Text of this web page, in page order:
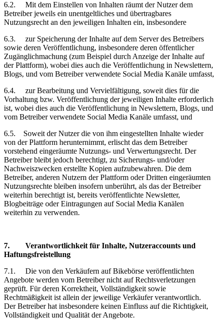
6.2.
Mit dem Einstellen von Inhalten räumt der Nutzer dem
Betreiber jeweils ein unentgeltliches und übertragbares
Nutzungsrecht an den jeweiligen Inhalten ein, insbesondere
6.3.
zur Speicherung der Inhalte auf dem Server des Betreibers
sowie deren Veröffentlichung, insbesondere deren öffentlicher
Zugänglichmachung (zum Beispiel durch Anzeige der Inhalte auf
der Plattform), wobei dies auch die Veröffentlichung in Newslettern,
Blogs, und vom Betreiber verwendete Social Media Kanäle umfasst,
6.4.
zur Bearbeitung und Vervielfältigung, soweit dies für die
Vorhaltung bzw. Veröffentlichung der jeweiligen Inhalte erforderlich
ist, wobei dies auch die Veröffentlichung in Newslettern, Blogs, und
vom Betreiber verwendete Social Media Kanäle umfasst, und
6.5.
Soweit der Nutzer die von ihm eingestellten Inhalte wieder
von der Plattform herunternimmt, erlischt das dem Betreiber
vorstehend eingeräumte Nutzungs- und Verwertungsrecht. Der
Betreiber bleibt jedoch berechtigt, zu Sicherungs- und/oder
Nachweiszwecken erstellte Kopien aufzubewahren. Die dem
Betreiber, anderen Nutzern der Plattform oder Dritten eingeräumten
Nutzungsrechte bleiben insofern unberührt, als das der Betreiber
weiterhin berechtigt ist, bereits veröffentlichte Newsletter,
Blogbeiträge oder Eintragungen auf Social Media Kanälen
weiterhin zu verwenden.
7. Verantwortlichkeitfür Inhalte, Nutzeraccounts und
Haftungsfreistellung
7.1.
Die von den Verkäufern auf Bikebörse veröffentlichten
Angebote werden vom Betreiber nicht auf Rechtsverletzungen
geprüft. Für deren Korrektheit, Vollständigkeit sowie
Rechtmäßigkeitistallein der jeweilige Verkäufer verantwortlich.
Der Betreiber hat insbesondere keinen Einfluss auf die Richtigkeit,
Vollständigkeit und Qualität der Angebote.